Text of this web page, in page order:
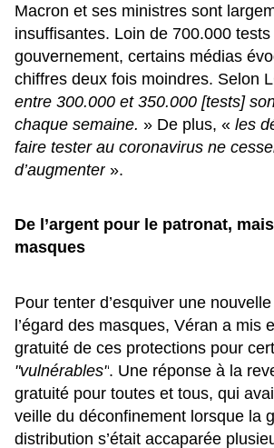
Macron et ses ministres sont
insuffisantes. Loin de 700.000
gouvernement, certains médias
chiffres deux fois moindres. Selon
entre 300.000 et 350.000 [tests]
chaque semaine. » De plus, « les
faire tester au coronavirus ne
d’augmenter ».
De l’argent pour le patronat,
masques
Pour tenter d’esquiver une
l’égard des masques, Véran a mis
gratuité de ces protections pour
"vulnérables". Une réponse à la
gratuité pour toutes et tous, qui
veille du déconfinement lorsque la
distribution s’était accaparée